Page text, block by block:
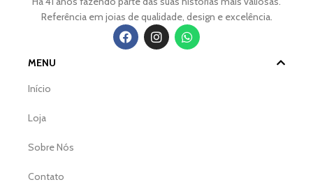
Referência em joias de qualidade, design e excelência.
MENU
Início
Loja
Sobre Nós
Contato